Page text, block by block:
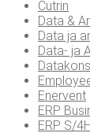
Cutrin
Data &
Data ja
Data- ja
Enervent
ERP
ERP S/